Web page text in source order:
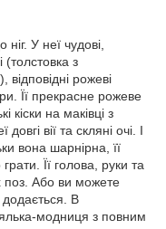
У неї чудові,
(толстовка з
рожеві
Її прекрасне рожеве
кіски на маківці з
вії та скляні очі. І
вона шарнірна, її
Її голова, руки та
поз. Або ви можете
додається. В
модниця з повним